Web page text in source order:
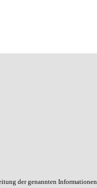
der genannten Informationen